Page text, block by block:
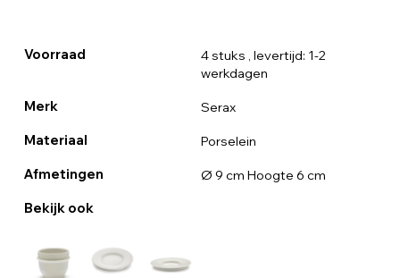
Voorraad 4 stuks , levertijd: 1-2
werkdagen
Merk Serax
Materiaal Porselein
Afmetingen Ø 9 cm Hoogte 6 cm
Bekijk ook